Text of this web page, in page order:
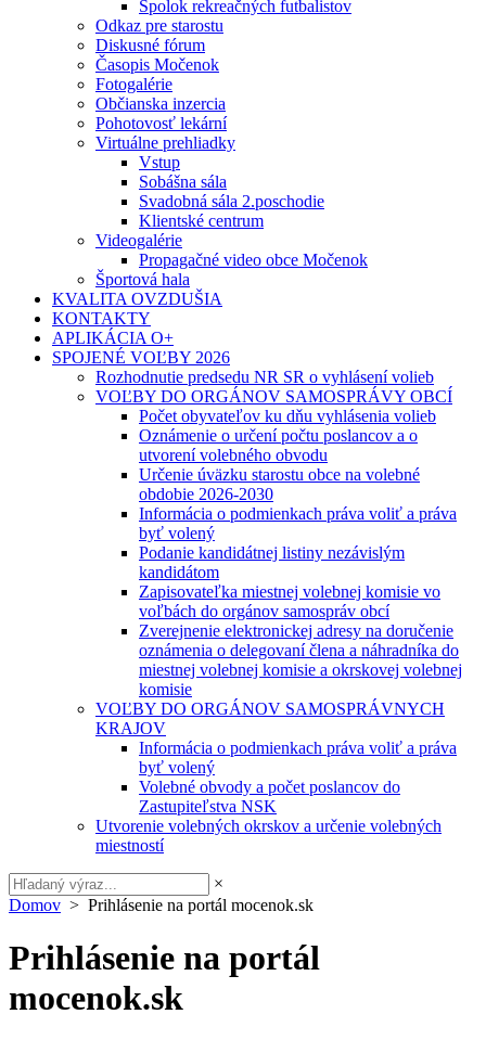
Spolok rekreačných futbalistov
Odkaz pre starostu
Diskusné fórum
Časopis Močenok
Fotogalérie
Občianska inzercia
Pohotovosť lekární
Virtuálne prehliadky
Vstup
Sobášna sála
Svadobná sála 2.poschodie
Klientské centrum
Videogalérie
Propagačné video obce Močenok
Športová hala
KVALITA OVZDUŠIA
KONTAKTY
APLIKÁCIA O+
SPOJENÉ VOĽBY 2026
Rozhodnutie predsedu NR SR o vyhlásení volieb
VOĽBY DO ORGÁNOV SAMOSPRÁVY OBCÍ
Počet obyvateľov ku dňu vyhlásenia volieb
Oznámenie o určení počtu poslancov a o
utvorení volebného obvodu
Určenie úväzku starostu obce na volebné
obdobie 2026-2030
Informácia o podmienkach práva voliť a práva
byť volený
Podanie kandidátnej listiny nezávislým
kandidátom
Zapisovateľka miestnej volebnej komisie vo
voľbách do orgánov samospráv obcí
Zverejnenie elektronickej adresy na doručenie
oznámenia o delegovaní člena a náhradníka do
miestnej volebnej komisie a okrskovej volebnej
komisie
VOĽBY DO ORGÁNOV SAMOSPRÁVNYCH
KRAJOV
Informácia o podmienkach práva voliť a práva
byť volený
Volebné obvody a počet poslancov do
Zastupiteľstva NSK
Utvorenie volebných okrskov a určenie volebných
miestností
×
Domov > Prihlásenie na portál mocenok.sk
Prihlásenie na portál
mocenok.sk